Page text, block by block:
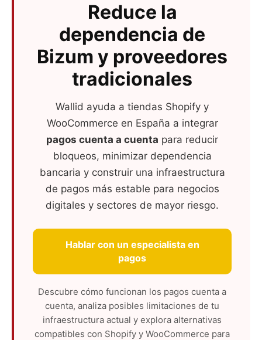
Reduce la
dependencia de
Bizum y proveedores
tradicionales
Wallid ayuda a tiendas Shopify y
WooCommerce en España a integrar
pagos cuenta a cuenta para reducir
bloqueos, minimizar dependencia
bancaria y construir una infraestructura
de pagos más estable para negocios
digitales y sectores de mayor riesgo.
Hablar con un especialista en
pagos
Descubre cómo funcionan los pagos cuenta a
cuenta, analiza posibles limitaciones de tu
infraestructura actual y explora alternativas
compatibles con Shopify y WooCommerce para